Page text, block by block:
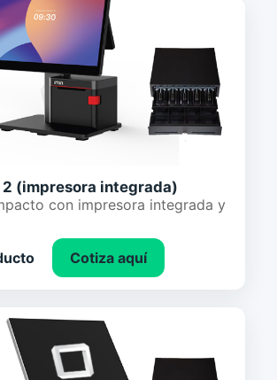
2 (impresora integrada)
con impresora integrada y
Cotiza aquí